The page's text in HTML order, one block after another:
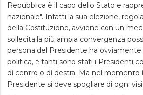
Repubblica è il capo dello Stato e
nazionale". Infatti la sua elezione,
della Costituzione, avviene con un
sollecita la più ampia convergenza
persona del Presidente ha ovviamente
politica, e tanti sono stati i Presidenti
di centro o di destra. Ma nel momento
Presidente si deve spogliare di ogni